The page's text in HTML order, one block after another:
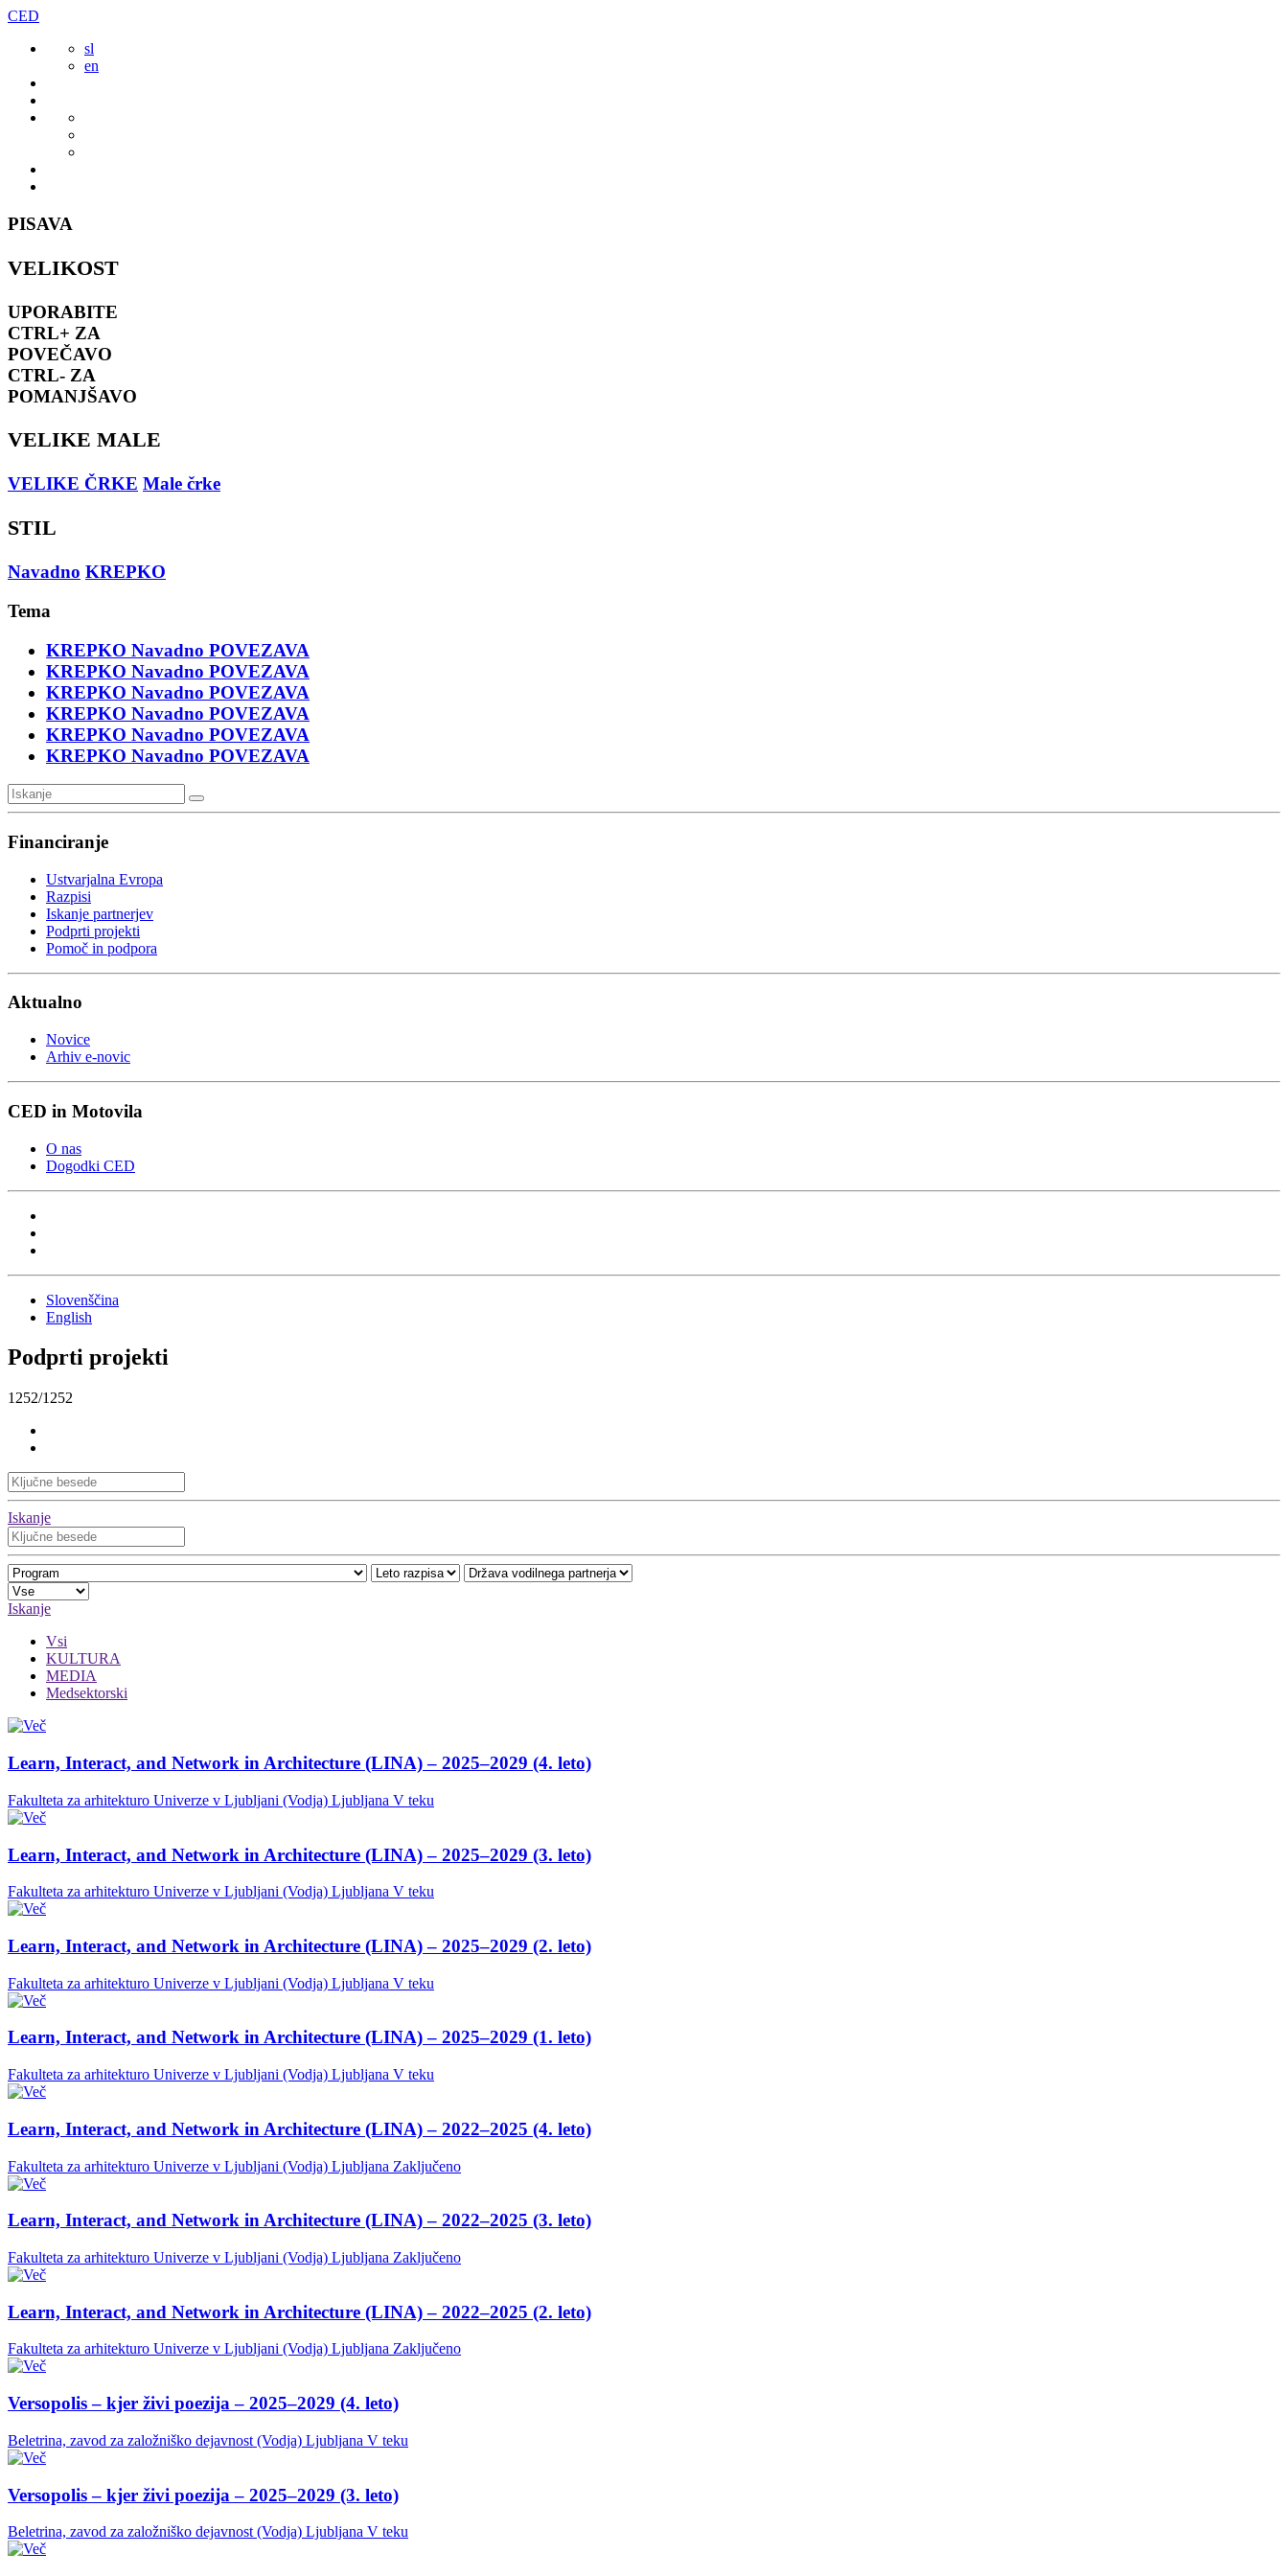
Preskoči
vsebine
CED
sl
en
PISAVA
VELIKOST
UPORABITE
CTRL+ ZA
POVEČAVO
CTRL- ZA
POMANJŠAVO
VELIKE MALE
VELIKE ČRKE Male črke
STIL
Navadno KREPKO
Tema
KREPKO Navadno POVEZAVA
KREPKO Navadno POVEZAVA
KREPKO Navadno POVEZAVA
KREPKO Navadno POVEZAVA
KREPKO Navadno POVEZAVA
KREPKO Navadno POVEZAVA
Financiranje
Ustvarjalna Evropa
Razpisi
Iskanje partnerjev
Podprti projekti
Pomoč in podpora
Aktualno
Novice
Arhiv e-novic
CED in Motovila
O nas
Dogodki CED
Slovenščina
English
Podprti projekti
1252/1252
Iskanje
Iskanje
Vsi
KULTURA
MEDIA
Medsektorski
Learn, Interact, and Network in Architecture (LINA) – 2025–2029 (4. leto)
Fakulteta za arhitekturo Univerze v Ljubljani (Vodja) Ljubljana V teku
Learn, Interact, and Network in Architecture (LINA) – 2025–2029 (3. leto)
Fakulteta za arhitekturo Univerze v Ljubljani (Vodja) Ljubljana V teku
Learn, Interact, and Network in Architecture (LINA) – 2025–2029 (2. leto)
Fakulteta za arhitekturo Univerze v Ljubljani (Vodja) Ljubljana V teku
Learn, Interact, and Network in Architecture (LINA) – 2025–2029 (1. leto)
Fakulteta za arhitekturo Univerze v Ljubljani (Vodja) Ljubljana V teku
Learn, Interact, and Network in Architecture (LINA) – 2022–2025 (4. leto)
Fakulteta za arhitekturo Univerze v Ljubljani (Vodja) Ljubljana Zaključeno
Learn, Interact, and Network in Architecture (LINA) – 2022–2025 (3. leto)
Fakulteta za arhitekturo Univerze v Ljubljani (Vodja) Ljubljana Zaključeno
Learn, Interact, and Network in Architecture (LINA) – 2022–2025 (2. leto)
Fakulteta za arhitekturo Univerze v Ljubljani (Vodja) Ljubljana Zaključeno
Versopolis – kjer živi poezija – 2025–2029 (4. leto)
Beletrina, zavod za založniško dejavnost (Vodja) Ljubljana V teku
Versopolis – kjer živi poezija – 2025–2029 (3. leto)
Beletrina, zavod za založniško dejavnost (Vodja) Ljubljana V teku